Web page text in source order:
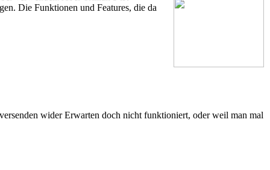
Die Funktionen und Features, die da
wider Erwarten doch nicht funktioniert, oder weil man mal